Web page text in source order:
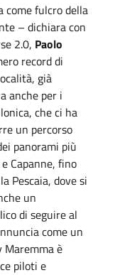
come fulcro della
– dichiara con
2.0, Paolo
record di
già
anche per i
che ci ha
un percorso
panorami più
Capanne, fino
Pescaia, dove si
un
di seguire al
come un
Maremma è
piloti e